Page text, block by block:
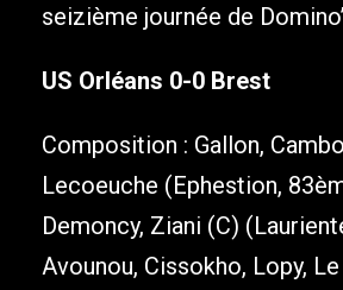
seizième journée de
US Orléans 0-0 Brest
Composition : Gallon,
Lecoeuche (Ephestion,
Demoncy, Ziani (C)
Avounou, Cissokho, Lopy,